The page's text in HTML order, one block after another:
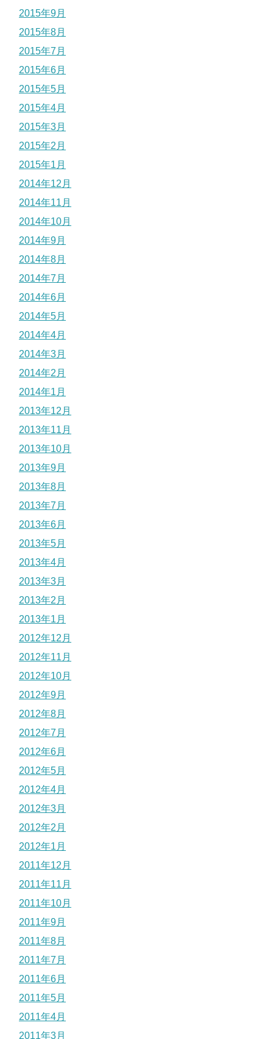
2015年9月
2015年8月
2015年7月
2015年6月
2015年5月
2015年4月
2015年3月
2015年2月
2015年1月
2014年12月
2014年11月
2014年10月
2014年9月
2014年8月
2014年7月
2014年6月
2014年5月
2014年4月
2014年3月
2014年2月
2014年1月
2013年12月
2013年11月
2013年10月
2013年9月
2013年8月
2013年7月
2013年6月
2013年5月
2013年4月
2013年3月
2013年2月
2013年1月
2012年12月
2012年11月
2012年10月
2012年9月
2012年8月
2012年7月
2012年6月
2012年5月
2012年4月
2012年3月
2012年2月
2012年1月
2011年12月
2011年11月
2011年10月
2011年9月
2011年8月
2011年7月
2011年6月
2011年5月
2011年4月
2011年3月